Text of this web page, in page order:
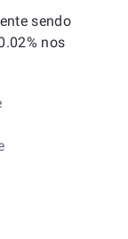
sendo
nos